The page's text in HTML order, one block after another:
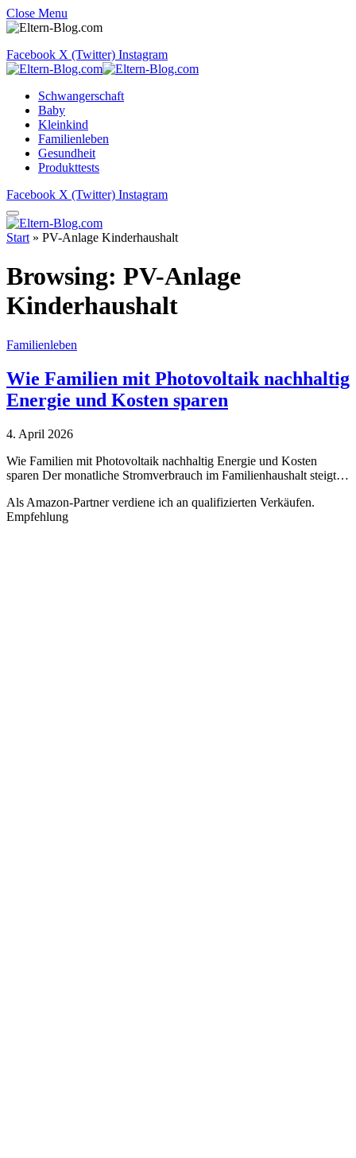
Close Menu
Facebook X (Twitter) Instagram
Schwangerschaft
Baby
Kleinkind
Familienleben
Gesundheit
Produkttests
Facebook X (Twitter) Instagram
Start » PV-Anlage Kinderhaushalt
Browsing: PV-Anlage
Kinderhaushalt
Familienleben
Wie Familien mit Photovoltaik nachhaltig
Energie und Kosten sparen
4. April 2026
Wie Familien mit Photovoltaik nachhaltig Energie und Kosten
sparen Der monatliche Stromverbrauch im Familienhaushalt steigt…
Als Amazon-Partner verdiene ich an qualifizierten Verkäufen.
Empfehlung